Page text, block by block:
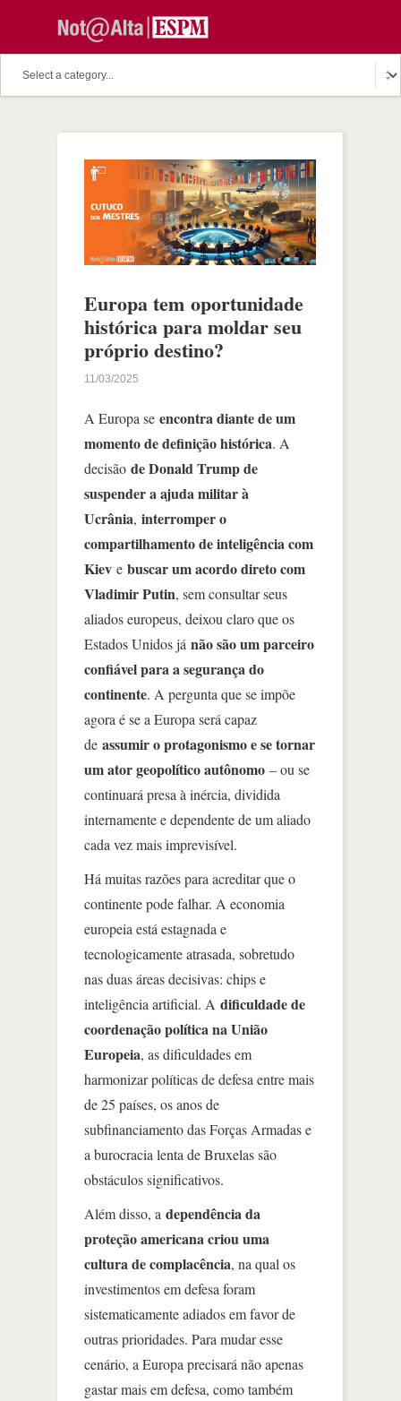
Europa tem oportunidade
histórica para moldar seu
próprio destino?
11/03/2025
A Europa se encontra diante de um
momento de definição histórica. A
decisão de Donald Trump de
suspender a ajuda militar à
Ucrânia, interromper o
compartilhamento de inteligência com
Kiev e buscar um acordo direto com
Vladimir Putin, sem consultar seus
aliados europeus, deixou claro que os
Estados Unidos já não são um parceiro
confiável para a segurança do
continente. A pergunta que se impõe
agora é se a Europa será capaz
de assumir o protagonismo e se tornar
um ator geopolítico autônomo – ou se
continuará presa à inércia, dividida
internamente e dependente de um aliado
cada vez mais imprevisível.
Há muitas razões para acreditar que o
continente pode falhar. A economia
europeia está estagnada e
tecnologicamente atrasada, sobretudo
nas duas áreas decisivas: chips e
inteligência artificial. A dificuldade de
coordenação política na União
Europeia, as dificuldades em
harmonizar políticas de defesa entre mais
de 25 países, os anos de
subfinanciamento das Forças Armadas e
a burocracia lenta de Bruxelas são
obstáculos significativos.
Além disso, a dependência da
proteção americana criou uma
cultura de complacência, na qual os
investimentos em defesa foram
sistematicamente adiados em favor de
outras prioridades. Para mudar esse
cenário, a Europa precisará não apenas
gastar mais em defesa, como também